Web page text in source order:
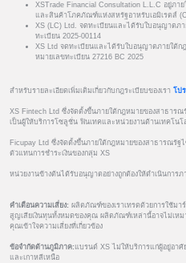
XSTrade Financial Consultation L.L.C อยู่ภ
และสินค้าโภคภัณฑ์แห่งสหรัฐอาหรับเอมิเรตส์
XS (LC) Ltd. จดทะเบียนและได้รับใบอนุญาตภ
ทะเบียน 2025-00114
XS Ltd จดทะเบียนและได้รับใบอนุญาตภายใต้ก
หมายเลขทะเบียน 27216 BC 2025
สำหรับรายละเอียดเพิ่มเติมเกี่ยวกับกฎระเบียบของเรา โป
XS Fintech Ltd ซึ่งจัดตั้งขึ้นภายใต้กฎหมายของสาธาร
เป็นผู้ให้บริการโซลูชั่น ฟินเทคและหน่วยงานด้านเทคโนโ
Ficupay Ltd ซึ่งจัดตั้งขึ้นภายใต้กฎหมายของสาธารณรัฐ
ตัวแทนการชำระเงินของกลุ่ม XS
หน่วยงานข้างต้นได้รับอนุญาตอย่างถูกต้องให้ดำเนินการ
คำเตือนความเสี่ยง: ผลิตภัณฑ์ของเราเทรดด้วยการใช้มา
สูญเสียเงินทุนทั้งหมดของคุณ ผลิตภัณฑ์เหล่านี้อาจไม่เห
คุณเข้าใจความเสี่ยงที่เกี่ยวข้อง
ข้อจำกัดด้านภูมิภาค: แบรนด์ XS ไม่ให้บริการแก่ผู้อยู่อาศั
และเกาหลีเหนือ